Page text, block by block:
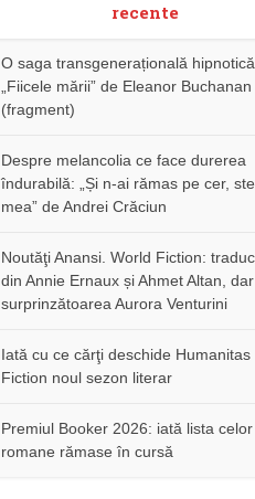
recente
O saga transgenerațională
„Fiicele mării” de Eleanor Buchanan
(fragment)
Despre melancolia ce face durerea
îndurabilă: „Și n-ai rămas pe cer,
mea” de Andrei Crăciun
Noutăţi Anansi. World Fiction:
din Annie Ernaux și Ahmet Altan,
surprinzătoarea Aurora Venturini
Iată cu ce cărţi deschide Humanitas
Fiction noul sezon literar
Premiul Booker 2026: iată lista
romane rămase în cursă